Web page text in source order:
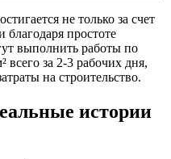
не только за счет
благодаря простоте
выполнить работы по
за 2-3 рабочих дня,
на строительство.
истории